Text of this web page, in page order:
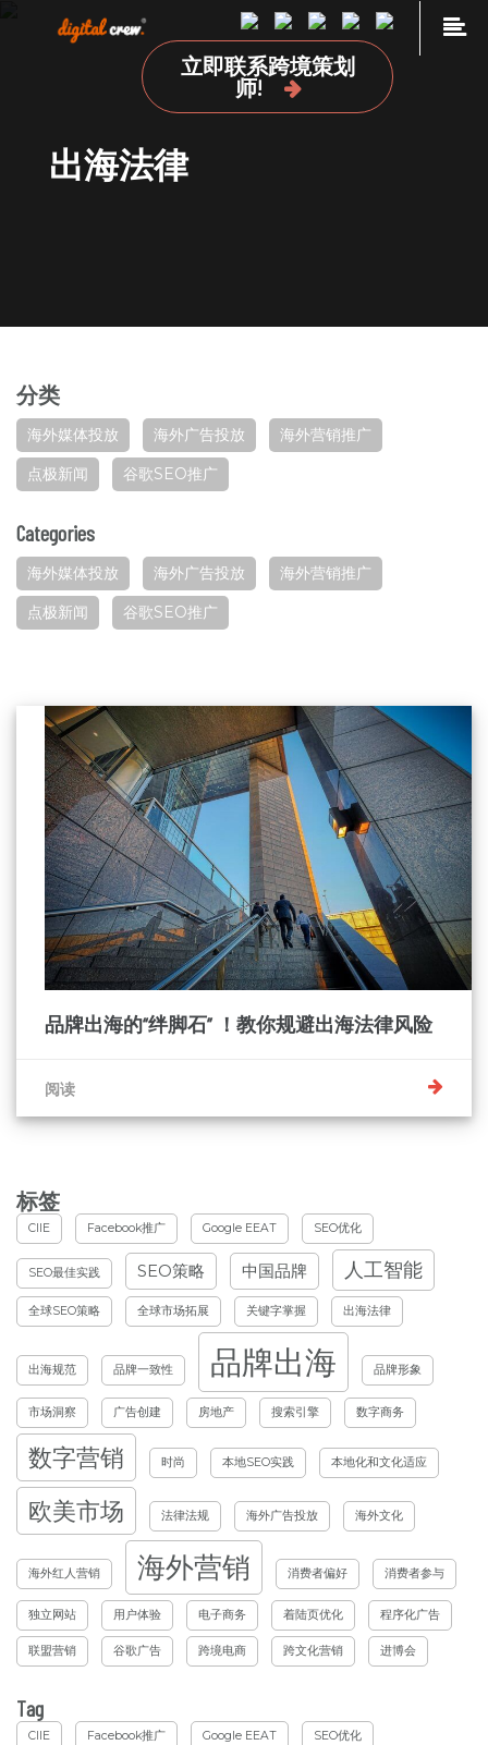
立即联系跨境策划
师!
品牌海外营销推广
国外网站设计及开发建设
联系我们
点极学院
出海法律
分类
海外媒体投放 海外广告投放
海外营销推广
点极新闻
谷歌SEO推广
Categories
海外媒体投放 海外广告投放
海外营销推广
点极新闻
谷歌SEO推广
品牌出海的“绊脚石” ！教你规避出海法律风险
阅读
标签
CIIE Facebook推广 Google EEAT SEO优化
SEO最佳实践 SEO策略 中国品牌 人工智能
全球SEO策略 全球市场拓展 关键字掌握 出海法律
出海规范 品牌一致性 品牌出海 品牌形象
市场洞察 广告创建 房地产 搜索引擎 数字商务
数字营销 时尚 本地SEO实践 本地化和文化适应
欧美市场 法律法规 海外广告投放 海外文化
海外红人营销 海外营销 消费者偏好 消费者参与
独立网站 用户体验 电子商务 着陆页优化 程序化广告
联盟营销 谷歌广告 跨境电商 跨文化营销 进博会
Tag
CIIE Facebook推广 Google EEAT SEO优化